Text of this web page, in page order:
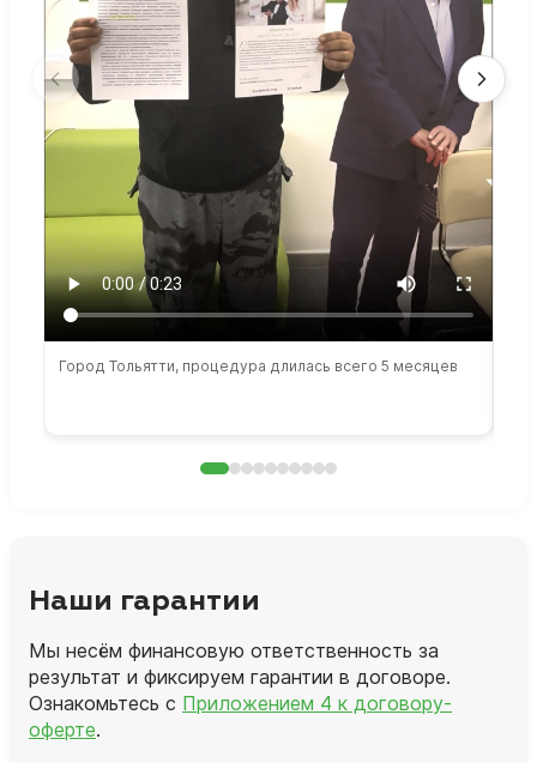
Город Тольятти, процедура длилась всего 5 месяцев
Наши гарантии
Мы несём финансовую ответственность за
результат и фиксируем гарантии в договоре.
Ознакомьтесь с Приложением 4 к договору-
оферте.